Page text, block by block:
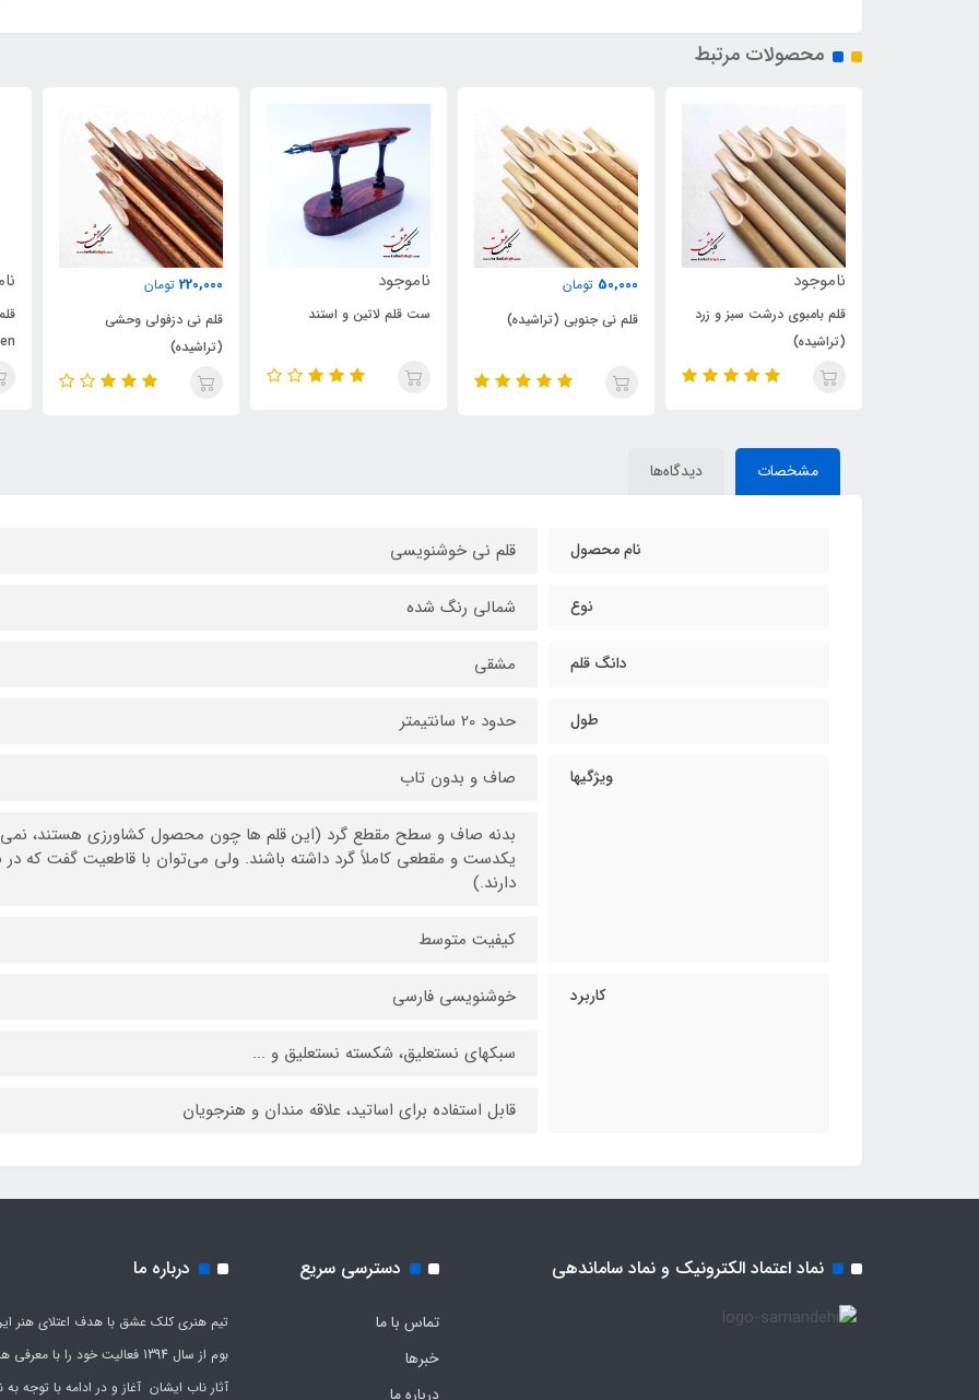
محصولات مرتبط
50,000
قلم نی جنوبی (تراشیده)
ناموجود
ست قلم لاتین و استند
220,000
قلم نی دزفولی وحشی
ناموجود
قلم کالیگرافی پارالل پایلوت
10
مشخصات دیدگاه‌ها
نام محصول قلم نی خوشنویسی
نوع شمالی رنگ شده
دانگ قلم مشقی
طول حدود 20 سانتیمتر
ویژگیها صاف و بدون تاب
بدنه صاف و سطح مقطع گرد (این قلم ها چون محصول کشاورزی هستند،
یکدست و مقطعی کاملاً گرد داشته باشند. ولی می‌توان با قاطعیت گفت
دارند.)
کیفیت متوسط
کاربرد خوشنویسی فارسی
سبکهای نستعلیق، شکسته نستعلیق و ...
قابل استفاده برای اساتید، علاقه‏ مندان و هنرجویان
نماد اعتماد الکترونیک و نماد ساماندهی دسترسی سریع
تماس با ما
خبرها
درباره ما
درباره ما
تیم هنری کلک عشق با هدف اعتلای هنر
بوم از سال 1394 فعالیت خود را با
آثار ناب ایشان آغاز و در ادامه با توجه به